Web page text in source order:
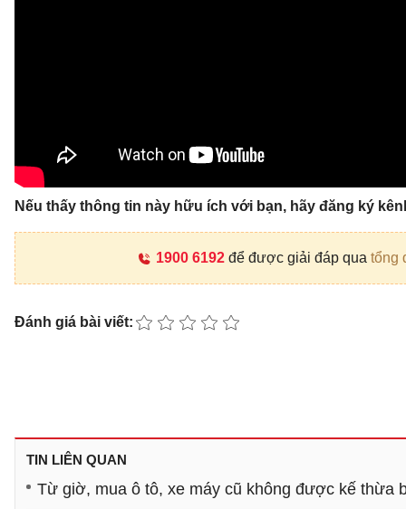
Nếu thấy thông tin này hữu ích với bạn, hãy đăng ký
1900 6192để được giải đáp qua tổng
Đánh giá bài viết:
TIN LIÊN QUAN
Từ giờ, mua ô tô, xe máy cũ không được kế thừa